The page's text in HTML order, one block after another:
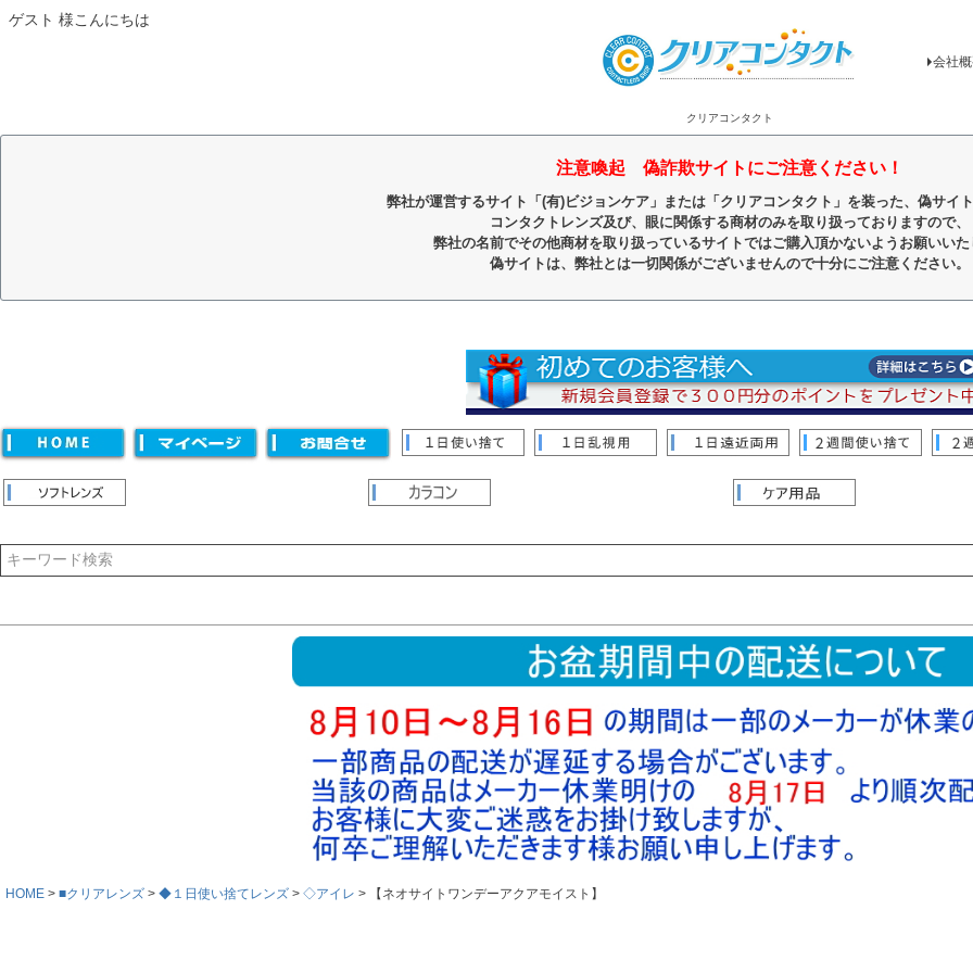
ゲスト 様こんにちは
クリアコンタクト
会社
注意喚起 偽詐欺サイトにご注意ください！
弊社が運営するサイト「(有)ビジョンケア」または「クリアコンタクト」を装った、偽サイ
コンタクトレンズ及び、眼に関係する商材のみを取り扱っておりますので、
弊社の名前でその他商材を取り扱っているサイトではご購入頂かないようお願いい
偽サイトは、弊社とは一切関係がございませんので十分にご注意ください。
並び順
新着順
登録順 価格が安い順 価格が高い順 優先度順
レビュー順
キーワードヒット順
HOME ■クリアレンズ ◆１日使い捨てレンズ ◇アイレ 【ネオサイトワンデーアクアモイスト】